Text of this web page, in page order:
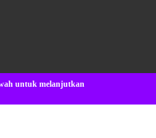
untuk melanjutkan